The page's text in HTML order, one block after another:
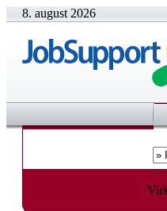
8. august 2026